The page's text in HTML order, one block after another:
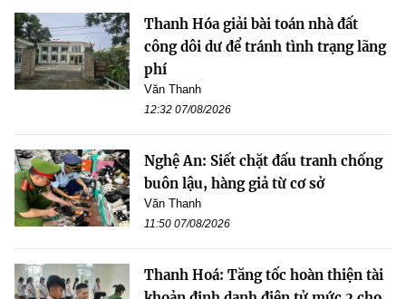
Thanh Hóa giải bài toán nhà đất
công dôi dư để tránh tình trạng lãng
phí
Văn Thanh
12:32 07/08/2026
Nghệ An: Siết chặt đấu tranh chống
buôn lậu, hàng giả từ cơ sở
Văn Thanh
11:50 07/08/2026
Thanh Hoá: Tăng tốc hoàn thiện tài